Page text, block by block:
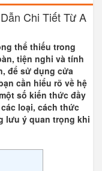
Chi Tiết Từ A
thể thiếu trong
tiện nghi và tính
để sử dụng cửa
cần hiểu rõ về hệ
số kiến thức đầy
loại, cách thức
lưu ý quan trọng khi